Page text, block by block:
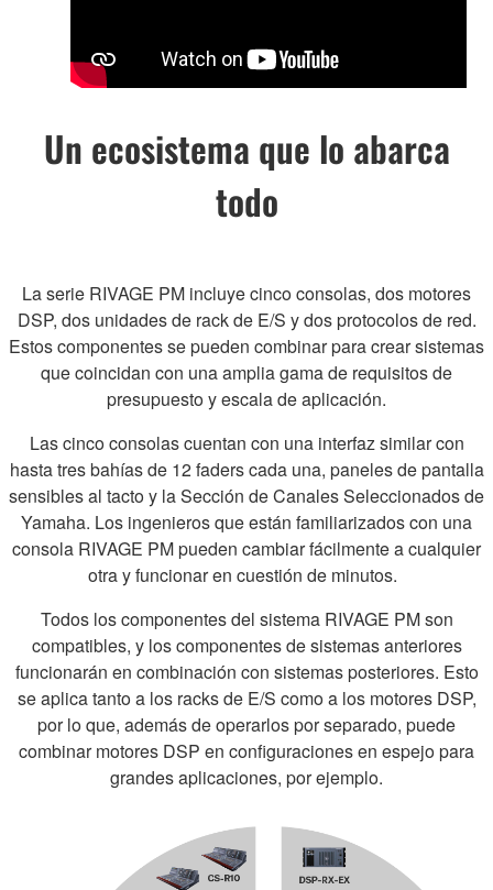
Un ecosistema que lo abarca
todo
La serie RIVAGE PM incluye cinco consolas, dos motores
DSP, dos unidades de rack de E/S y dos protocolos de red.
Estos componentes se pueden combinar para crear sistemas
que coincidan con una amplia gama de requisitos de
presupuesto y escala de aplicación.
Las cinco consolas cuentan con una interfaz similar con
hasta tres bahías de 12 faders cada una, paneles de pantalla
sensibles al tacto y la Sección de Canales Seleccionados de
Yamaha. Los ingenieros que están familiarizados con una
consola RIVAGE PM pueden cambiar fácilmente a cualquier
otra y funcionar en cuestión de minutos.
Todos los componentes del sistema RIVAGE PM son
compatibles, y los componentes de sistemas anteriores
funcionarán en combinación con sistemas posteriores. Esto
se aplica tanto a los racks de E/S como a los motores DSP,
por lo que, además de operarlos por separado, puede
combinar motores DSP en configuraciones en espejo para
grandes aplicaciones, por ejemplo.